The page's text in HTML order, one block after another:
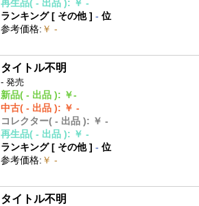
再生品( - 出品 ): ￥ -
ランキング [ その他]- 位
参考価格: ￥ -
タイトル不明
- 発売
新品( - 出品 ): ￥-
中古( - 出品 ): ￥ -
コレクター( - 出品 ): ￥ -
再生品( - 出品 ): ￥ -
ランキング [ その他]- 位
参考価格: ￥ -
タイトル不明